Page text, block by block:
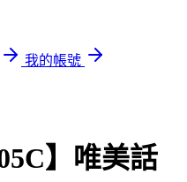
我的帳號
】唯美話